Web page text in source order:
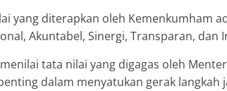
yang diterapkan oleh Kemenkumham
Akuntabel, Sinergi, Transparan, dan
tata nilai yang digagas oleh
dalam menyatukan gerak